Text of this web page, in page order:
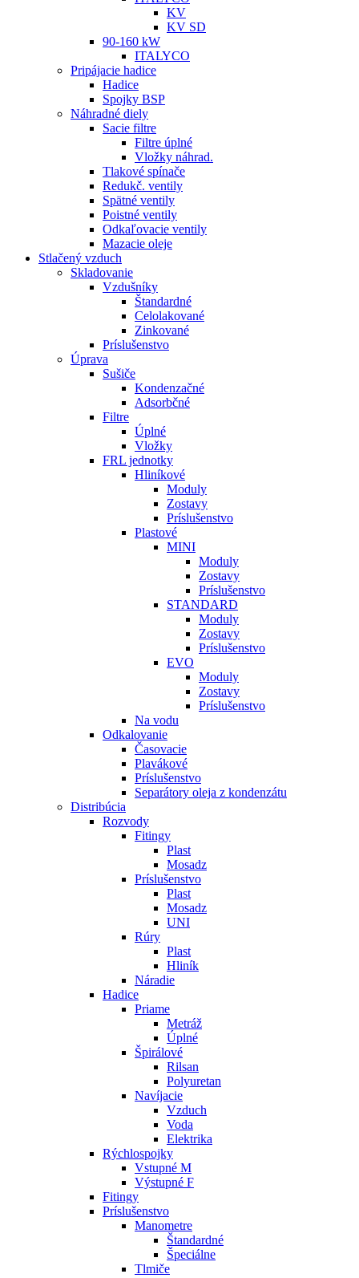
KV
KV SD
90-160 kW
ITALYCO
Pripájacie hadice
Hadice
Spojky BSP
Náhradné diely
Sacie filtre
Filtre úplné
Vložky náhrad.
Tlakové spínače
Redukč. ventily
Spätné ventily
Poistné ventily
Odkaľovacie ventily
Mazacie oleje
Stlačený vzduch
Skladovanie
Vzdušníky
Štandardné
Celolakované
Zinkované
Príslušenstvo
Úprava
Sušiče
Kondenzačné
Adsorbčné
Filtre
Úplné
Vložky
FRL jednotky
Hliníkové
Moduly
Zostavy
Príslušenstvo
Plastové
MINI
Moduly
Zostavy
Príslušenstvo
STANDARD
Moduly
Zostavy
Príslušenstvo
EVO
Moduly
Zostavy
Príslušenstvo
Na vodu
Odkalovanie
Časovacie
Plavákové
Príslušenstvo
Separátory oleja z kondenzátu
Distribúcia
Rozvody
Fitingy
Plast
Mosadz
Príslušenstvo
Plast
Mosadz
UNI
Rúry
Plast
Hliník
Náradie
Hadice
Priame
Metráž
Úplné
Špirálové
Rilsan
Polyuretan
Navíjacie
Vzduch
Voda
Elektrika
Rýchlospojky
Vstupné M
Výstupné F
Fitingy
Príslušenstvo
Manometre
Štandardné
Špeciálne
Tlmiče